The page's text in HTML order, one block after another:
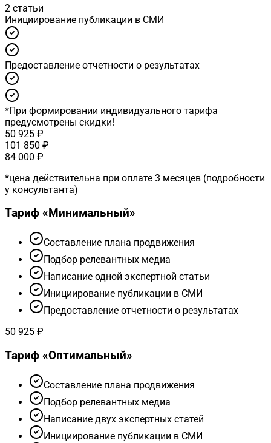
2 статьи
Инициирование публикации в СМИ
Предоставление отчетности о результатах
*При формировании индивидуального тарифа
предусмотрены скидки!
50 925 ₽
101 850 ₽
84 000 ₽
*цена действительна при оплате 3 месяцев (подробности
у консультанта)
Тариф «Минимальный»
Cоставление плана продвижения
Подбор релевантных медиа
Написание одной экспертной статьи
Инициирование публикации в СМИ
Предоставление отчетности о результатах
50 925 ₽
Тариф «Оптимальный»
Cоставление плана продвижения
Подбор релевантных медиа
Написание двух экспертных статей
Инициирование публикации в СМИ